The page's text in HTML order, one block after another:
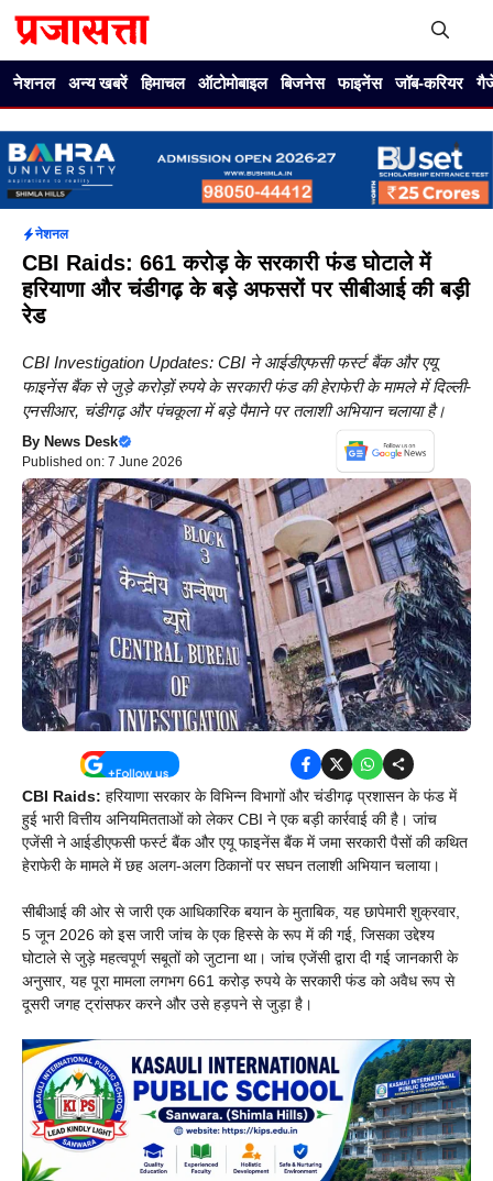
नेशनल अन्य खबरें हिमाचल ऑटोमोबाइल बिजनेस फाइनेंस जॉब-करियर
नेशनल
CBI Raids: 661 करोड़ के सरकारी फंड घोटाले में
हरियाणा और चंडीगढ़ के बड़े अफसरों पर सीबीआई की बड़ी
रेड
CBI Investigation Updates: CBI ने आईडीएफसी फर्स्ट बैंक और एयू
फाइनेंस बैंक से जुड़े करोड़ों रुपये के सरकारी फंड की हेराफेरी के मामले में दिल्ली-
एनसीआर, चंडीगढ़ और पंचकूला में बड़े पैमाने पर तलाशी अभियान चलाया है।
By News Desk
Published on: 7 June 2026
CBI Raids: हरियाणा सरकार के विभिन्न विभागों और चंडीगढ़ प्रशासन के फंड में
हुई भारी वित्तीय अनियमितताओं को लेकर CBI ने एक बड़ी कार्रवाई की है। जांच
एजेंसी ने आईडीएफसी फर्स्ट बैंक और एयू फाइनेंस बैंक में जमा सरकारी पैसों की कथित
हेराफेरी के मामले में छह अलग-अलग ठिकानों पर सघन तलाशी अभियान चलाया।
सीबीआई की ओर से जारी एक आधिकारिक बयान के मुताबिक, यह छापेमारी शुक्रवार,
5 जून 2026 को इस जारी जांच के एक हिस्से के रूप में की गई, जिसका उद्देश्य
घोटाले से जुड़े महत्वपूर्ण सबूतों को जुटाना था। जांच एजेंसी द्वारा दी गई जानकारी के
अनुसार, यह पूरा मामला लगभग 661 करोड़ रुपये के सरकारी फंड को अवैध रूप से
दूसरी जगह ट्रांसफर करने और उसे हड़पने से जुड़ा है।